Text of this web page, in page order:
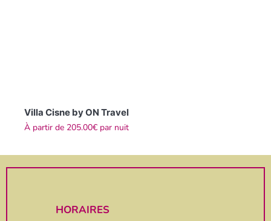
Villa Cisne by ON Travel
À partir de 205.00€ par nuit
HORAIRES